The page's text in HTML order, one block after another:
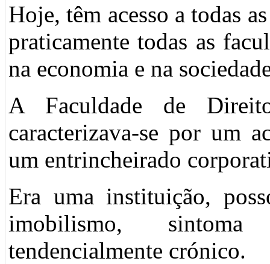
Hoje, têm acesso a todas
praticamente todas as
na economia e na
A Faculdade de
caracterizava-se por um
um entrincheirado
Era uma instituição,
imobilismo,
tendencialmente crónico.